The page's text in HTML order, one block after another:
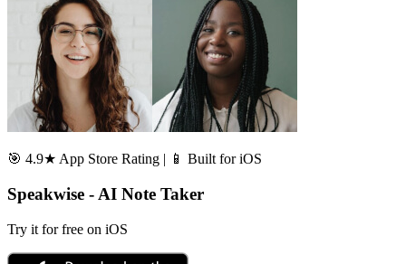
🎯 4.9★ App Store Rating | 📱 Built for iOS
Speakwise - AI Note Taker
Try it for free on iOS